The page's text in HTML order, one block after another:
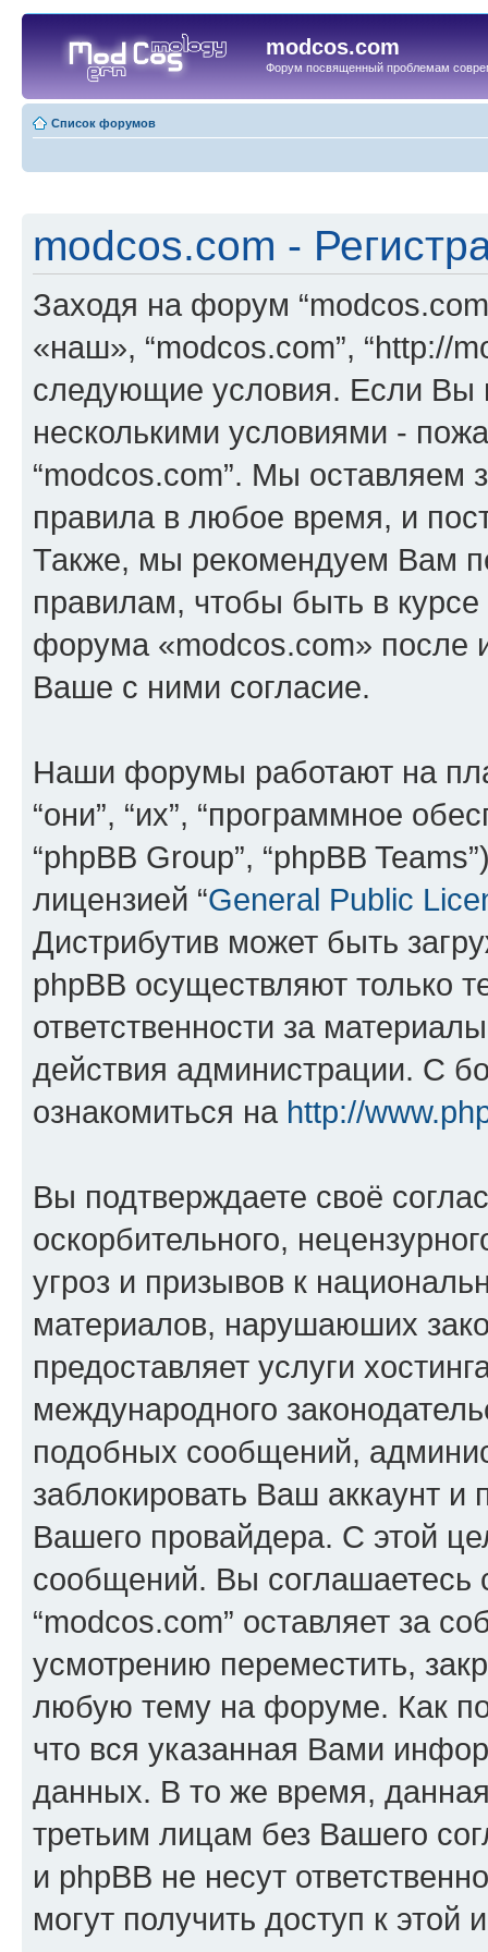
modcos.com
Форум посвященный проблемам
Список форумов
modcos.com -
Заходя на форум
«наш», “modcos.com”, “http://
следующие условия. Если Вы
несколькими условиями -
“modcos.com”. Мы оставляем
правила в любое время, и
Также, мы рекомендуем Вам
правилам, чтобы быть в
форума «modcos.com» после
Ваше с ними согласие.
Наши форумы работают на
“они”, “их”, “программное
“phpBB Group”, “phpBB
лицензией “General Public
Дистрибутив может быть
phpBB осуществляют только
ответственности за
действия администрации. С
ознакомиться на http://
Вы подтверждаете своё
оскорбительного,
угроз и призывов к
материалов, нарушаюших
предоставляет услуги
международного
подобных сообщений,
заблокировать Ваш аккаунт и
Вашего провайдера. С этой
сообщений. Вы соглашаетесь
“modcos.com” оставляет за
усмотрению переместить,
любую тему на форуме. Как
что вся указанная Вами
данных. В то же время,
третьим лицам без Вашего
и phpBB не несут
могут получить доступ к